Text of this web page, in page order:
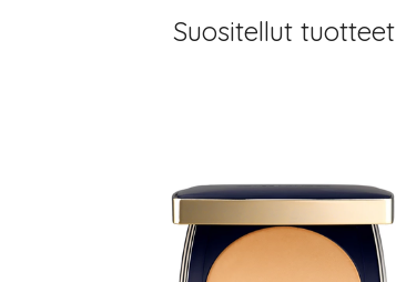
Suositellut tuotteet